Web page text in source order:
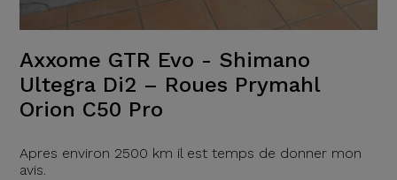
Axxome GTR Evo - Shimano
Ultegra Di2 – Roues Prymahl
Orion C50 Pro
Apres environ 2500 km il est temps de donner mon
avis.